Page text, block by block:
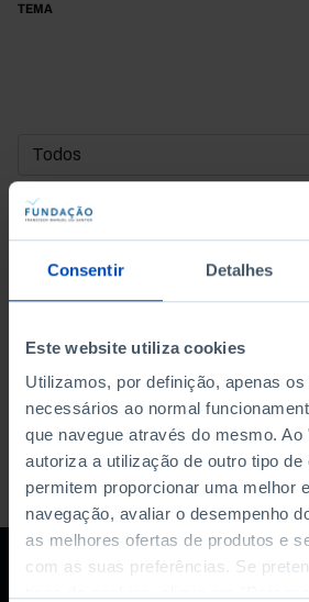
Consentir Detalhes
Este website utiliza cookies
Utilizamos, por definição, apenas
necessários ao normal
que navegue através do mesmo. Ao
autoriza a utilização de outro tipo de
permitem proporcionar uma melhor
navegação, avaliar o desempenho
as melhores ofertas de produtos e
com as suas preferências. Se
TEMA
DATA DE INÍCIO
DATA DE FIM